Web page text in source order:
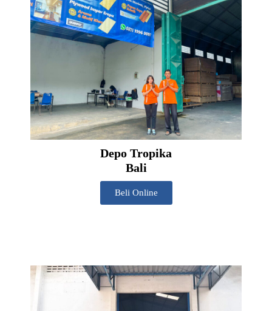
Depo Tropika
Bali
Beli Online